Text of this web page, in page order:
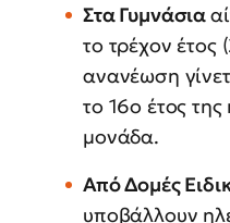
Στα Γυμνάσια
το τρέχον έτος
ανανέωση
το 16ο έτος
μονάδα.
Από Δομές
υποβάλλουν